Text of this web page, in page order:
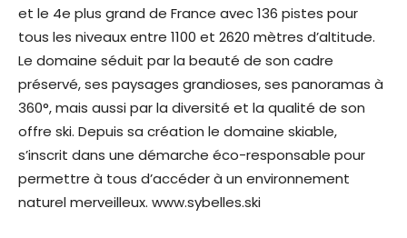
et le 4e plus grand de France avec 136 pistes pour
tous les niveaux entre 1100 et 2620 mètres d’altitude.
Le domaine séduit par la beauté de son cadre
préservé, ses paysages grandioses, ses panoramas à
360°, mais aussi par la diversité et la qualité de son
offre ski. Depuis sa création le domaine skiable,
s’inscrit dans une démarche éco-responsable pour
permettre à tous d’accéder à un environnement
naturel merveilleux. www.sybelles.ski